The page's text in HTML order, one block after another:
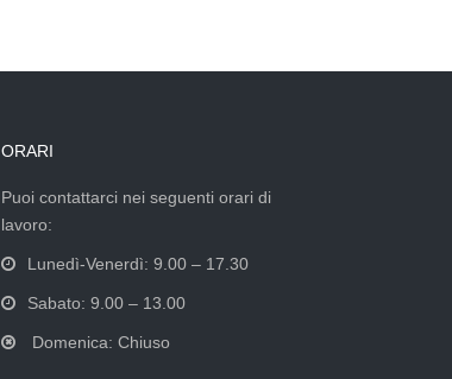
ORARI
Puoi contattarci nei seguenti orari di
lavoro:
Lunedì-Venerdì: 9.00 – 17.30
Sabato: 9.00 – 13.00
Domenica: Chiuso